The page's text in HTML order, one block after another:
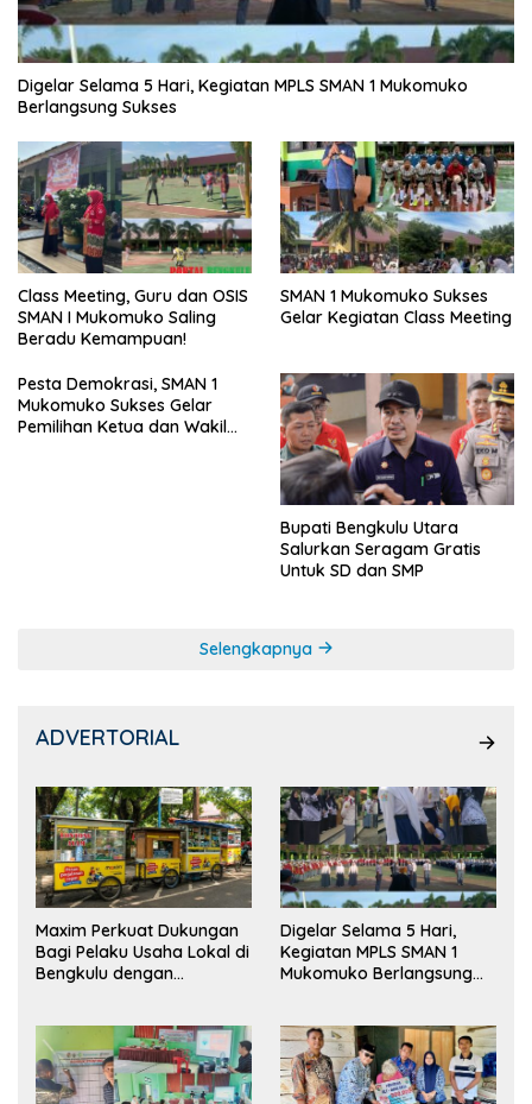
Digelar Selama 5 Hari, Kegiatan MPLS SMAN 1 Mukomuko
Berlangsung Sukses
Class Meeting, Guru dan OSIS
SMAN I Mukomuko Saling
Beradu Kemampuan!
SMAN 1 Mukomuko Sukses
Gelar Kegiatan Class Meeting
Pesta Demokrasi, SMAN 1
Mukomuko Sukses Gelar
Pemilihan Ketua dan Wakil
Bupati Bengkulu Utara
Salurkan Seragam Gratis
Untuk SD dan SMP
Selengkapnya
ADVERTORIAL
Maxim Perkuat Dukungan
Bagi Pelaku Usaha Lokal di
Bengkulu dengan
Pasar
Digelar Selama 5 Hari,
Kegiatan MPLS SMAN 1
Mukomuko Berlangsung